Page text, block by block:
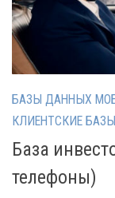
БАЗЫ ДАННЫХ
КЛИЕНТСКИЕ
База
телефоны)